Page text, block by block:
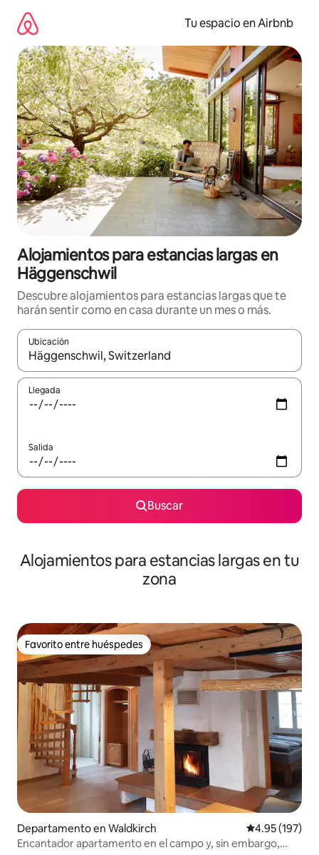
contenido
Tu espacio en Airbnb
Alojamientos para estancias largas en
Häggenschwil
Descubre alojamientos para estancias largas que te
harán sentir como en casa durante un mes o más.
Ubicación
Cuando los resultados estén disponibles, podrás navegar
Llegada
Salida
Buscar
Alojamientos para estancias largas en tu
zona
Favorito entre huéspedes
Favorito entre huéspedes
Departamento en Waldkirch Calificación
4.95 (197)
Encantador apartamento en el campo y, sin embargo,